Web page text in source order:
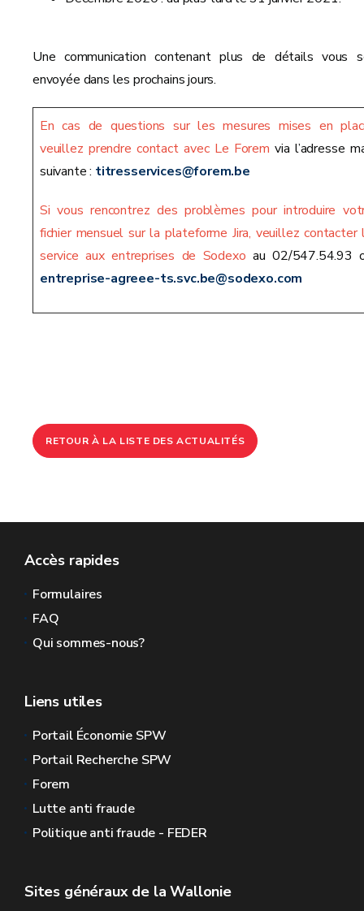
Une communication contenant plus de détails vous
envoyée dans les prochains jours.
En cas de questions sur les mesures mises en
veuillez prendre contact avec Le Forem via l’adresse
suivante : titresservices@forem.be
Si vous rencontrez des problèmes pour introduire
fichier mensuel sur la plateforme Jira, veuillez contacter
service aux entreprises de Sodexo au 02/547.54.93
entreprise-agreee-ts.svc.be@sodexo.com
RETOUR À LA LISTE DES ACTUALITÉS
Accès rapides
Formulaires
FAQ
Qui sommes-nous?
Liens utiles
Portail Économie SPW
Portail Recherche SPW
Forem
Lutte anti fraude
Politique anti fraude - FEDER
Sites généraux de la Wallonie